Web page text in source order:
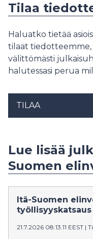
Tilaa
Haluatko tietää
tilaat tiedotteemme,
välittömästi
halutessasi perua
TILAA
Lue lisää
Suomen
Itä-Suomen
työllisyyskatsaus
21.7.2026 08:13:11 EEST |